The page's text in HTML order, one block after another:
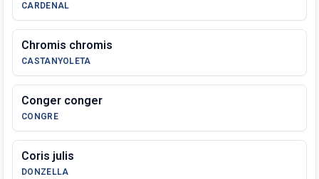
CARDENAL
Chromis chromis
CASTANYOLETA
Conger conger
CONGRE
Coris julis
DONZELLA